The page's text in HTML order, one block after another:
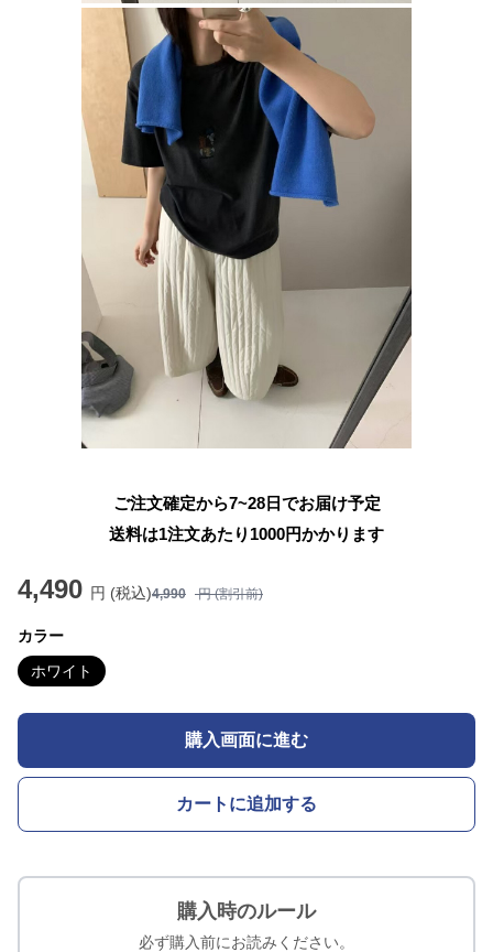
ご注文確定から7~28日でお届け予定
送料は1注文あたり 1000円かかります
4,490 円 (税込)4,990 円 (割引前)
カラー
ホワイト
購入画面に進む
カートに追加する
購入時のルール
必ず購入前にお読みください。